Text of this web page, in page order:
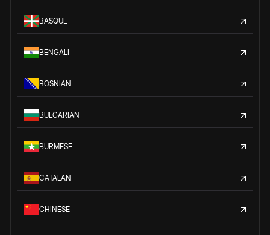
BASQUE
BENGALI
BOSNIAN
BULGARIAN
BURMESE
CATALAN
CHINESE